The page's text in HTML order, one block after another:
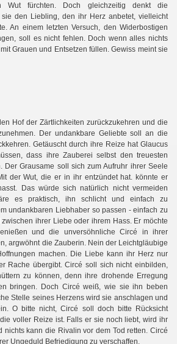
Wut fürchten. Doch gleichzeitig denkt die
sie den Liebling, den ihr Herz anbetet, vielleicht
An einem letzten Versuch, den Widerbostigen
soll es nicht fehlen. Doch wenn alles nichts
Grauen und Entsetzen füllen. Gewiss meint sie
Hof der Zärtlichkeiten zurückzukehren und die
Der undankbare Geliebte soll an die
Getäuscht durch ihre Reize hat Glaucus
dass ihre Zauberei selbst den treuesten
Der Grausame soll sich zum Aufruhr ihrer Seele
der Wut, die er in ihr entzündet hat. könnte er
Das würde sich natürlich nicht vermeiden
es praktisch, ihn schlicht und einfach zu
undankbaren Liebhaber so passen - einfach zu
ihrer Liebe oder ihrem Hass. Er möchte
und die unversöhnliche Circé in ihrer
argwöhnt die Zauberin. Nein der Leichtgläubige
machen. Die Liebe kann ihr Herz nur
Rache übergibt. Circé soll sich nicht einbilden,
zu können, denn ihre drohende Erregung
bringen. Doch Circé weiß, wie sie ihn beben
Stelle seines Herzens wird sie anschlagen und
O bitte nicht, Circé soll doch bitte Rücksicht
voller Reize ist. Falls er sie noch liebt, wird ihr
nichts kann die Rivalin vor dem Tod retten. Circé
Ungeduld Befriedigung zu verschaffen.